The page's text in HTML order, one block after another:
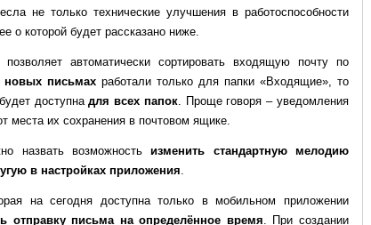
не только технические улучшения в работоспособности
о которой будет рассказано ниже.
автоматически сортировать входящую почту по
новых письмах работали только для папки «Входящие», то
доступнадля всех папок. Проще говоря – уведомления
места их сохранения в почтовом ящике.
назвать возможностьизменить стандартную мелодию
в настройках приложения.
на сегодня доступна только в мобильном приложении
отправку письма на определённое время. При создании